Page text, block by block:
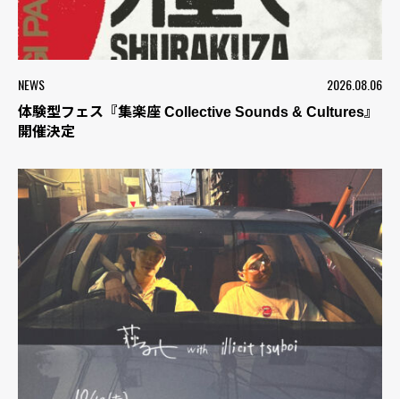
NEWS 2026.08.06
体験型フェス『集楽座 Collective Sounds & Cultures』
開催決定